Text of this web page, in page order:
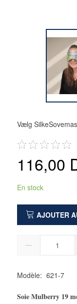
Vælg
116,00
En stock
AJOUTER
Modèle: 621-7
Soie Mulberry 19